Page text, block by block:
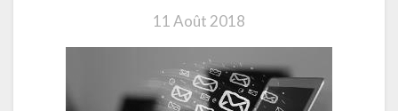
je
danse,
aussi»
(2015)
11 Août 2018